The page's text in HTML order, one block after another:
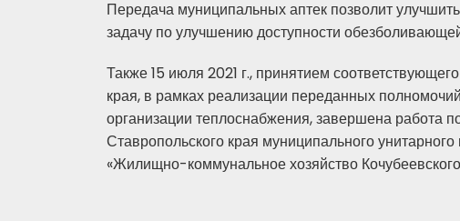
Передача муниципальных аптек позволит
задачу по улучшению доступности
Также 15 июля 2021 г., принятием
края, в рамках реализации переданных
организации теплоснабжения, завершена работа
Ставропольского края муниципального
«Жилищно-коммунальное хозяйство